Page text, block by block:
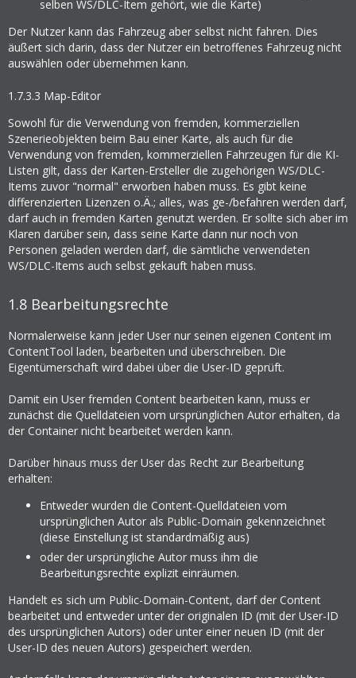
selben WS/DLC-Item gehört, wie die Karte)
Der Nutzer kann das Fahrzeug aber selbst nicht fahren. Dies
äußert sich darin, dass der Nutzer ein betroffenes Fahrzeug nicht
auswählen oder übernehmen kann.
1.7.3.3 Map-Editor
Sowohl für die Verwendung von fremden, kommerziellen
Szenerieobjekten beim Bau einer Karte, als auch für die
Verwendung von fremden, kommerziellen Fahrzeugen für die KI-
Listen gilt, dass der Karten-Ersteller die zugehörigen WS/DLC-
Items zuvor "normal" erworben haben muss. Es gibt keine
differenzierten Lizenzen o.Ä.; alles, was ge-/befahren werden darf,
darf auch in fremden Karten genutzt werden. Er sollte sich aber im
Klaren darüber sein, dass seine Karte dann nur noch von
Personen geladen werden darf, die sämtliche verwendeten
WS/DLC-Items auch selbst gekauft haben muss.
1.8 Bearbeitungsrechte
Normalerweise kann jeder User nur seinen eigenen Content im
ContentTool laden, bearbeiten und überschreiben. Die
Eigentümerschaft wird dabei über die User-ID geprüft.
Damit ein User fremden Content bearbeiten kann, muss er
zunächst die Quelldateien vom ursprünglichen Autor erhalten, da
der Container nicht bearbeitet werden kann.
Darüber hinaus muss der User das Recht zur Bearbeitung
erhalten:
Entweder wurden die Content-Quelldateien vom
ursprünglichen Autor als Public-Domain gekennzeichnet
(diese Einstellung ist standardmäßig aus)
oder der ursprüngliche Autor muss ihm die
Bearbeitungsrechte explizit einräumen.
Handelt es sich um Public-Domain-Content, darf der Content
bearbeitet und entweder unter der originalen ID (mit der User-ID
des ursprünglichen Autors) oder unter einer neuen ID (mit der
User-ID des neuen Autors) gespeichert werden.